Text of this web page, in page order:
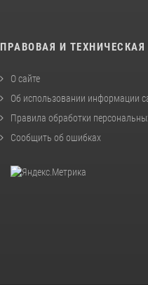
ПРАВОВАЯ И
О сайте
Об использовании информации
Правила обработки
Сообщить об ошибках